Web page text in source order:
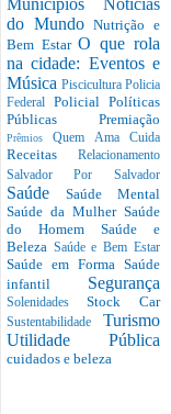
Municípios Notícias
do MundoNutrição e
Bem EstarO que rola
na cidade: Eventos e
Música Piscicultura Policia
Federal Policial Políticas
Públicas Premiação
PrêmiosQuem Ama Cuida
Receitas Relacionamento
Salvador Por Salvador
Saúde Saúde Mental
Saúde da Mulher Saúde
do Homem Saúde e
Beleza Saúde e Bem Estar
Saúde em Forma Saúde
infantil Segurança
SolenidadesStock Car
Sustentabilidade Turismo
Utilidade Pública
cuidados e beleza